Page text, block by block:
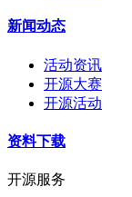
新闻动态
活动资讯
开源大赛
开源活动
资料下载
开源服务